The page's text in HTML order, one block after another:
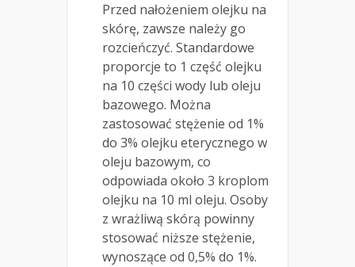
Przed nałożeniem olejku na
skórę, zawsze należy go
rozcieńczyć. Standardowe
proporcje to 1 część olejku
na 10 części wody lub oleju
bazowego. Można
zastosować stężenie od 1%
do 3% olejku eterycznego w
oleju bazowym, co
odpowiada około 3 kroplom
olejku na 10 ml oleju. Osoby
z wrażliwą skórą powinny
stosować niższe stężenie,
wynoszące od 0,5% do 1%.